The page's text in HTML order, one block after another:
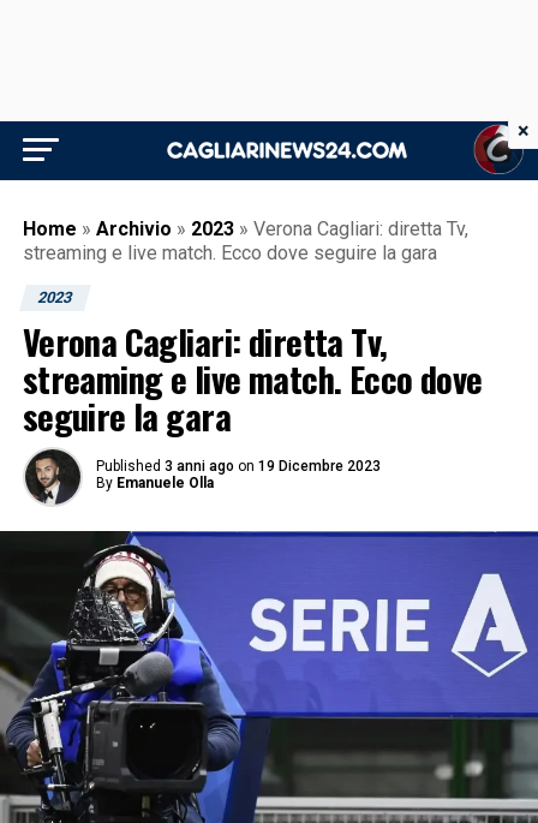
Home » Archivio » 2023 » Verona Cagliari: diretta Tv,
streaming e live match. Ecco dove seguire la gara
2023
Verona Cagliari: diretta Tv,
streaming e live match. Ecco dove
seguire la gara
Published 3 anni ago on 19 Dicembre 2023
By Emanuele Olla
×